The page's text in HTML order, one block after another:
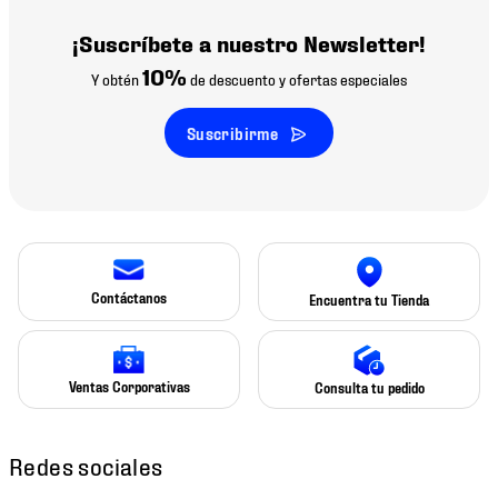
¡Suscríbete a nuestro Newsletter!
Y obtén10% de descuento y ofertas especiales
Suscribirme
Contáctanos Encuentra tu Tienda
Ventas Corporativas Consulta tu pedido
Redes sociales